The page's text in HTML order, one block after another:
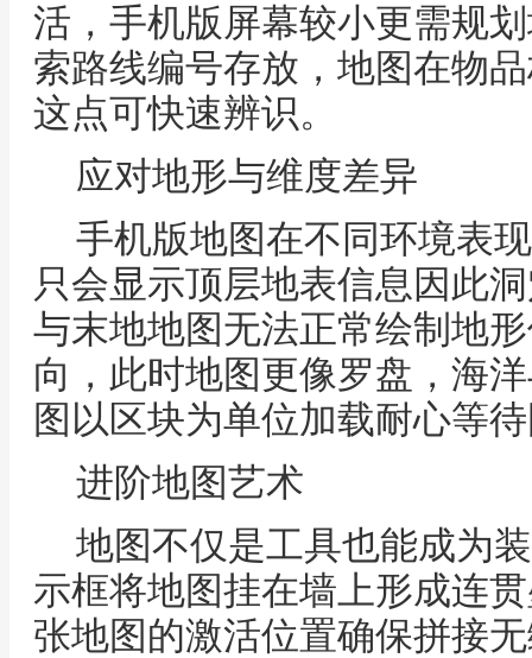
活，手机版屏幕较小更需规
索路线编号存放，地图在物
这点可快速辨识。
应对地形与维度差异
手机版地图在不同环境表
只会显示顶层地表信息因此
与末地地图无法正常绘制地
向，此时地图更像罗盘，海
图以区块为单位加载耐心等
进阶地图艺术
地图不仅是工具也能成为
示框将地图挂在墙上形成连
张地图的激活位置确保拼接